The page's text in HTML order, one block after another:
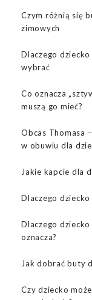
Czym różnią się
zimowych
Dlaczego
wybrać
Co oznacza
muszą go mieć?
Obcas Thomasa
w obuwiu dla
Jakie kapcie dla
Dlaczego
Dlaczego
oznacza?
Jak dobrać buty
Czy dziecko